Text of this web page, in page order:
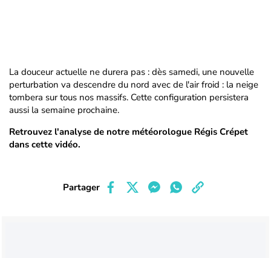
La douceur actuelle ne durera pas : dès samedi, une nouvelle
perturbation va descendre du nord avec de l'air froid : la neige
tombera sur tous nos massifs. Cette configuration persistera
aussi la semaine prochaine.
Retrouvez l'analyse de notre météorologue Régis Crépet
dans cette vidéo.
Partager